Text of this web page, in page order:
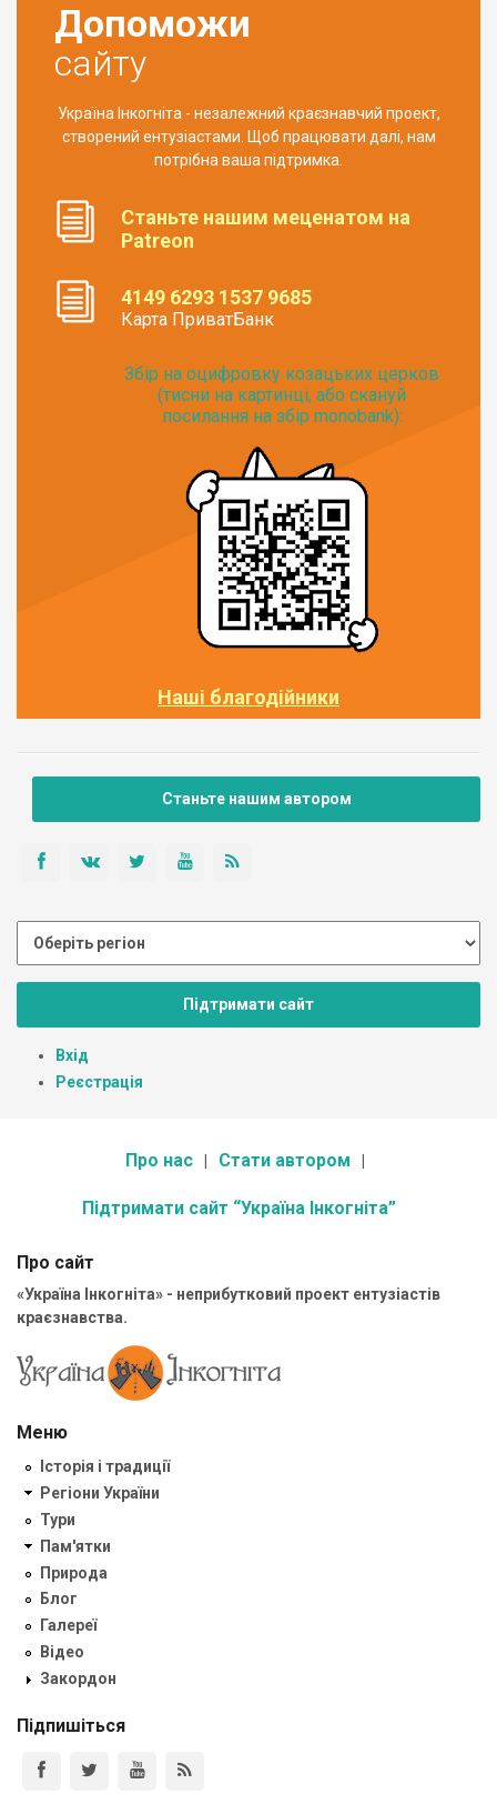
Допоможи
сайту
Україна Інкогніта - незалежний краєзнавчий проект,
створений ентузіастами. Щоб працювати далі, нам
потрібна ваша підтримка.
Станьте нашим меценатом на
Patreon
4149 6293 1537 9685
Карта ПриватБанк
Збір на оцифровку козацьких церков
(тисни на картинці, або скануй
посилання на збір monobank):
Наші благодійники
Станьте нашим автором
Підтримати сайт
Вхід
Реєстрація
Про нас Стати автором
Підтримати сайт “Україна Інкогніта”
Про сайт
«Україна Інкогніта» - неприбутковий проект ентузіастів
краєзнавства.
Меню
Історія і традиції
Регіони України
Тури
Пам'ятки
Природа
Блог
Галереї
Відео
Закордон
Підпишіться